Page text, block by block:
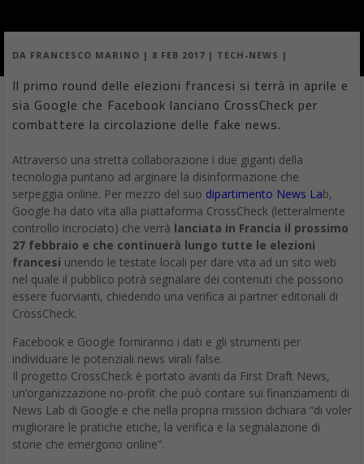
DA FRANCESCO MARINO | 8 FEB 2017 | TECH-NEWS |
Il primo round delle elezioni francesi si terrà in aprile e
sia Google che Facebook lanciano CrossCheck per
combattere la circolazione delle fake news.
Attraverso una stretta collaborazione i due giganti della
tecnologia puntano ad arginare la disinformazione che
serpeggia online. Per mezzo del suo dipartimento News Lab,
Google ha dato vita alla piattaforma CrossCheck (letteralmente
controllo incrociato) che verrà lanciata in Francia il prossimo
27 febbraio e che continuerà lungo tutte le elezioni
francesi unendo le testate locali per dare vita ad un sito web
nel quale il pubblico potrà segnalare dei contenuti che possono
essere fuorvianti, chiedendo una verifica ai partner editoriali di
CrossCheck.
Facebook e Google forniranno i dati e gli strumenti per
individuare le potenziali news virali false.
Il progetto CrossCheck è portato avanti da First Draft News,
un’organizzazione no-profit che può contare sui finanziamenti di
News Lab di Google e che nella propria mission dichiara “di voler
migliorare le pratiche etiche, la verifica e la segnalazione di
storie che emergono online”.